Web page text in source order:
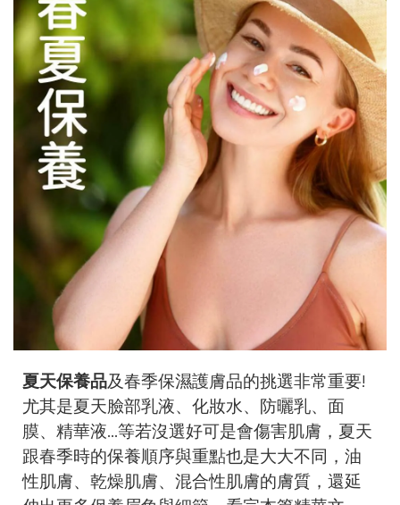
夏天保養品及春季保濕護膚品的挑選非常重要!
尤其是夏天臉部乳液、化妝水、防曬乳、面
膜、精華液...等若沒選好可是會傷害肌膚，夏天
跟春季時的保養順序與重點也是大大不同，油
性肌膚、乾燥肌膚、混合性肌膚的膚質，還延